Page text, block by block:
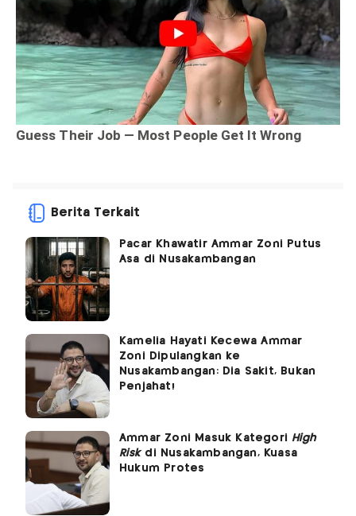
Berita Terkait
Pacar Khawatir Ammar Zoni Putus
Asa di Nusakambangan
Kamelia Hayati Kecewa Ammar
Zoni Dipulangkan ke
Nusakambangan: Dia Sakit, Bukan
Penjahat!
Ammar Zoni Masuk Kategori High
Riskdi Nusakambangan, Kuasa
Hukum Protes